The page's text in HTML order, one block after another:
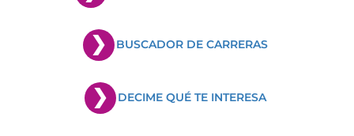
BUSCADOR DE CARRERAS
DECIME QUÉ TE INTERESA